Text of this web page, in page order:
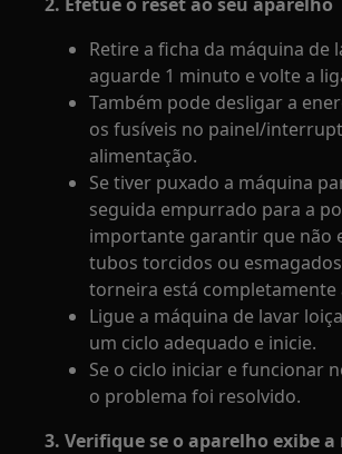
Retire a ficha da máquina de
aguarde 1 minuto e volte a
Também pode desligar a
os fusíveis no painel/
alimentação.
Se tiver puxado a máquina
seguida empurrado para a
importante garantir que não
tubos torcidos ou
torneira está completamente
Ligue a máquina de lavar
um ciclo adequado e inicie.
Se o ciclo iniciar e funcionar
o problema foi resolvido.
3. Verifique se o aparelho exibe a